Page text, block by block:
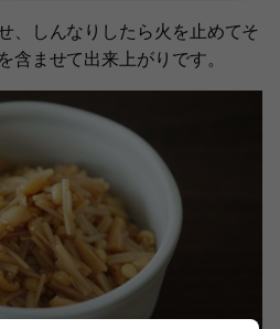
、しんなりしたら火を止めてそ
含ませて出来上がりです。